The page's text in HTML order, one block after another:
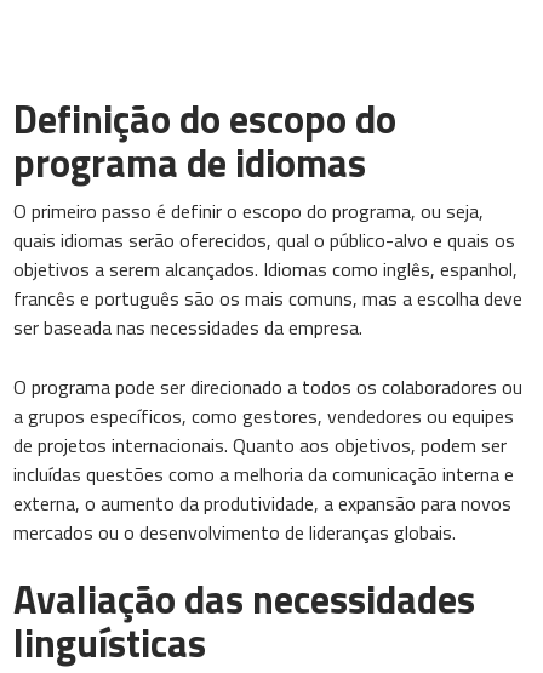
Definição do escopo do
programa de idiomas
O primeiro passo é definir o escopo do programa, ou seja,
quais idiomas serão oferecidos, qual o público-alvo e quais os
objetivos a serem alcançados. Idiomas como inglês, espanhol,
francês e português são os mais comuns, mas a escolha deve
ser baseada nas necessidades da empresa.
O programa pode ser direcionado a todos os colaboradores ou
a grupos específicos, como gestores, vendedores ou equipes
de projetos internacionais. Quanto aos objetivos, podem ser
incluídas questões como a melhoria da comunicação interna e
externa, o aumento da produtividade, a expansão para novos
mercados ou o desenvolvimento de lideranças globais.
Avaliação das necessidades
linguísticas